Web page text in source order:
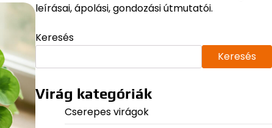
leírásai, ápolási, gondozási útmutatói.
Keresés
Keresés
Virág kategóriák
Cserepes virágok